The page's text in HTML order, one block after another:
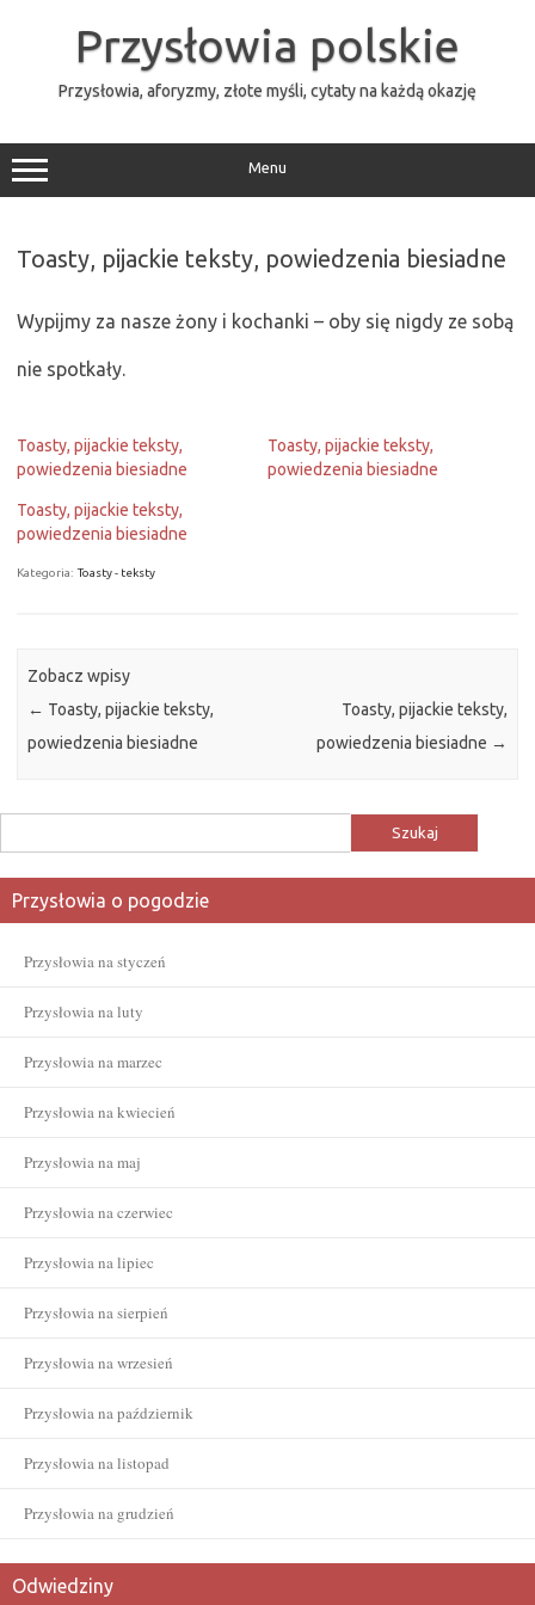
Przysłowia polskie
Przysłowia, aforyzmy, złote myśli, cytaty na każdą okazję
Menu
Toasty, pijackie teksty, powiedzenia biesiadne
Wypijmy za nasze żony i kochanki – oby się nigdy ze sobą
nie spotkały.
Toasty, pijackie teksty,
powiedzenia biesiadne
Toasty, pijackie teksty,
powiedzenia biesiadne
Toasty, pijackie teksty,
powiedzenia biesiadne
Kategoria: Toasty - teksty
Zobacz wpisy
← Toasty, pijackie teksty,
powiedzenia biesiadne
Toasty, pijackie teksty,
powiedzenia biesiadne →
Przysłowia o pogodzie
Przysłowia na styczeń
Przysłowia na luty
Przysłowia na marzec
Przysłowia na kwiecień
Przysłowia na maj
Przysłowia na czerwiec
Przysłowia na lipiec
Przysłowia na sierpień
Przysłowia na wrzesień
Przysłowia na październik
Przysłowia na listopad
Przysłowia na grudzień
Odwiedziny